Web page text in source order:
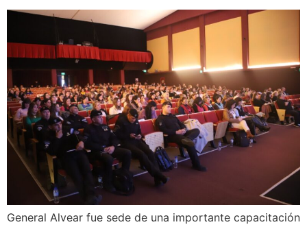
General Alvear fue sede de una importante capacitación